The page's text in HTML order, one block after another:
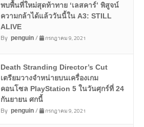
พบพื้นที่ใหม่สุดท้าทาย ‘เลสคาร์’ พิสูจน์
ความกล้าได้แล้ววันนี้ใน A3: STILL
ALIVE
By penguin/ กรกฎาคม 9, 2021
Death Stranding Director’s Cut
เตรียมวางจำหน่ายบนเครื่องเกม
คอนโซล PlayStation 5 ในวันศุกร์ที่ 24
กันยายน ศกนี้
By penguin/ กรกฎาคม 9, 2021